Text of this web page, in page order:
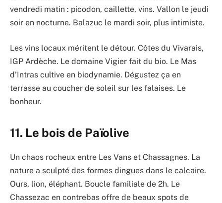
vendredi matin : picodon, caillette, vins. Vallon le jeudi
soir en nocturne. Balazuc le mardi soir, plus intimiste.
Les vins locaux méritent le détour. Côtes du Vivarais,
IGP Ardèche. Le domaine Vigier fait du bio. Le Mas
d’Intras cultive en biodynamie. Dégustez ça en
terrasse au coucher de soleil sur les falaises. Le
bonheur.
11. Le bois de Païolive
Un chaos rocheux entre Les Vans et Chassagnes. La
nature a sculpté des formes dingues dans le calcaire.
Ours, lion, éléphant. Boucle familiale de 2h. Le
Chassezac en contrebas offre de beaux spots de